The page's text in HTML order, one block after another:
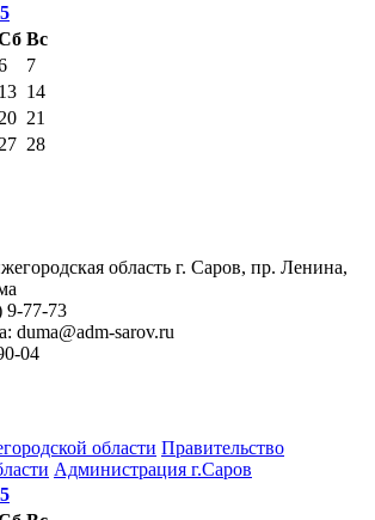
Вс
7
13 14
20 21
27 28
область г. Саров, пр. Ленина,
9-77-73
duma@adm-sarov.ru
04
области Правительство
Администрация г.Саров